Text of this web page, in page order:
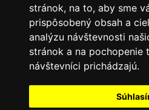
stránok, na to, aby sme
prispôsobený obsah a
analýzu návštevnosti
stránok a na pochopenie
návštevníci prichádzajú.